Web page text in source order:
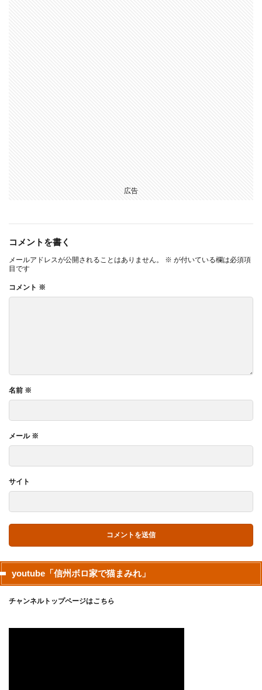
広告
コメントを書く
メールアドレスが公開されることはありません。 ※ が付いている欄は必須項
目です
コメント ※
名前 ※
メール ※
サイト
youtube「信州ボロ家で猫まみれ」
チャンネルトップページはこちら